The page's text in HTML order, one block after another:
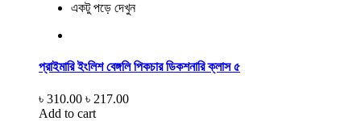
একটু পড়ে দেখুন
প্রাইমারি ইংলিশ বেঙ্গলি পিকচার ডিকশনারি ক্লাস ৫
৳ 310.00 ৳ 217.00
Add to cart